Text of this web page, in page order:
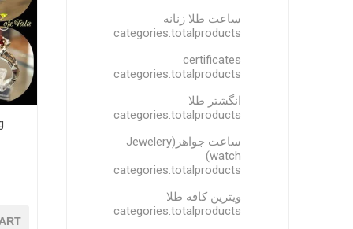
ساعت طلا زنانه
categories.totalproducts
certificates
categories.totalproducts
انگشتر طلا
categories.totalproducts
ساعت جواهر(Jewelery
watch)
categories.totalproducts
ویترین کافه طلا
categories.totalproducts